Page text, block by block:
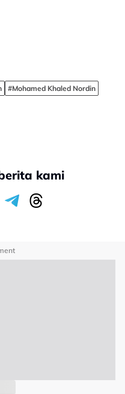
#Mohamed Khaled Nordin
kami